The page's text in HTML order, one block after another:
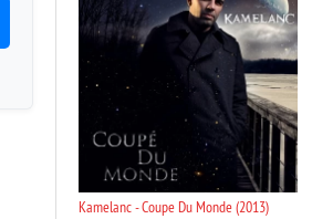
Kamelanc - Coupe Du Monde (2013)